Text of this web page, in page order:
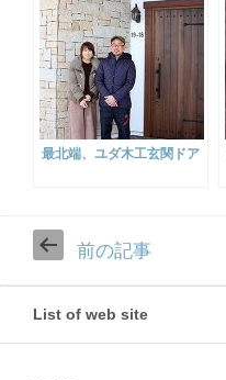
最北端、ユダ木工玄関ドア
前の記事
List of web site